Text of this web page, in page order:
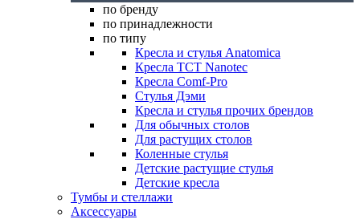
по бренду
по принадлежности
по типу
Кресла и стулья Anatomica
Кресла TCT Nanotec
Кресла Comf-Pro
Стулья Дэми
Кресла и стулья прочих брендов
Для обычных столов
Для растущих столов
Коленные стулья
Детские растущие стулья
Детские кресла
Тумбы и стеллажи
Аксессуары